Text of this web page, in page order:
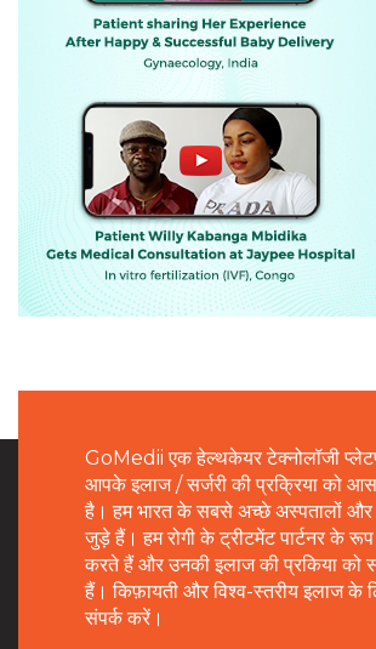
GoMedii एक हेल्थकेयर टेक्नोलॉजी
आपके इलाज / सर्जरी की प्रक्रिया को
है। हम भारत के सबसे अच्छे अस्पतालों और
जुड़े हैं। हम रोगी के ट्रीटमेंट पार्टनर के
करते हैं और उनकी इलाज की प्रकिया को
हैं। किफ़ायती और विश्व-स्तरीय इलाज के
संपर्क करें।